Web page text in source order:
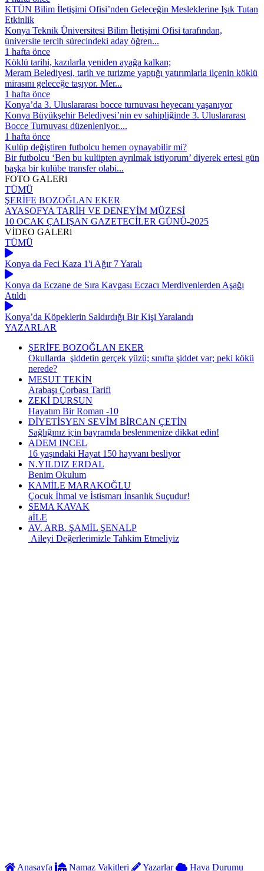
KTÜN Bilim İletişimi Ofisi’nden Geleceğin Mesleklerine Işık Tutan
Etkinlik
Konya Teknik Üniversitesi Bilim İletişimi Ofisi tarafından,
üniversite tercih sürecindeki aday öğren...
1 hafta önce
Köklü tarihi, kazılarla yeniden ayağa kalkan;
Meram Belediyesi, tarih ve turizme yaptığı yatırımlarla ilçenin köklü
mirasını geleceğe taşıyor. Mer...
1 hafta önce
Konya’da 3. Uluslararası bocce turnuvası heyecanı yaşanıyor
Konya Büyükşehir Belediyesi’nin ev sahipliğinde 3. Uluslararası
Bocce Turnuvası düzenleniyor....
1 hafta önce
Kulüp değiştiren futbolcu hemen oynayabilir mi?
Bir futbolcu ‘Ben bu kulüpten ayrılmak istiyorum’ diyerek ertesi gün
başka bir kulübe transfer olabi...
FOTO GALERi
TÜMÜ
ŞERİFE BOZOĞLAN EKER
AYASOFYA TARİH VE DENEYİM MÜZESİ
10 OCAK ÇALIŞAN GAZETECİLER GÜNÜ-2025
VİDEO GALERi
TÜMÜ
Konya da Feci Kaza 1'i Ağır 7 Yaralı
Konya da Eczane de Sıra Kavgası Eczacı Merdivenlerden Aşağı
Atıldı
Konya’da Köpeklerin Saldırdığı Bir Kişi Yaralandı
YAZARLAR
ŞERİFE BOZOĞLAN EKER
Okullarda şiddetin gerçek yüzü; sınıfta şiddet var; peki kökü
nerede?
MESUT TEKİN
Arabaşı Çorbası Tarifi
ZEKİ DURSUN
Hayatım Bir Roman -10
DİYETİSYEN SEVİM BİRCAN ÇETİN
Sağlığınız için bayramda beslenmenize dikkat edin!
ADEM INCEL
16 yaşındaki Hayat 150 hayvanı besliyor
N.YILDIZ ERDAL
Benim Okulum
KAMİLE MARAKOĞLU
Çocuk İhmal ve İstismarı İnsanlık Suçudur!
SEMA KAVAK
aİLE
AV. ARB. ŞAMİL ŞENALP
Aileyi Değerlerimizle Tahkim Etmeliyiz
Anasayfa Namaz Vakitleri Yazarlar Hava Durumu